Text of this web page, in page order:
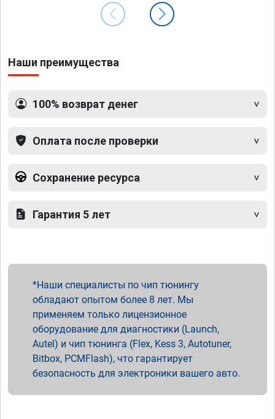
Наши преимущества
100% возврат денег
Оплата после проверки
Сохранение ресурса
Гарантия 5 лет
Наши специалисты по чип тюнингу
обладают опытом более 8 лет. Мы
применяем только лицензионное
оборудование для диагностики (Launch,
Autel) и чип тюнинга (Flex, Kess 3, Autotuner,
Bitbox, PCMFlash), что гарантирует
безопасность для электроники вашего авто.